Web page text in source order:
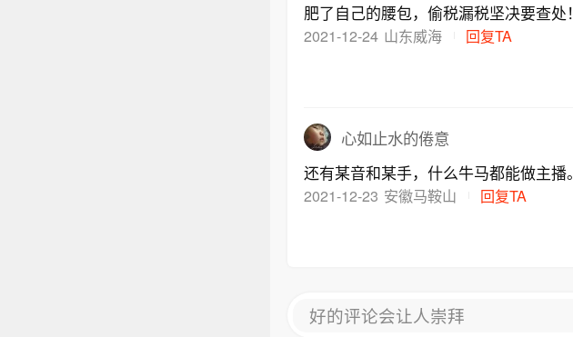
肥了自己的腰包，偷税漏税坚决要查处！
2021-12-24 山东威海 回复TA
心如止水的倦意
还有某音和某手，什么牛马都能做主播。
2021-12-23 安徽马鞍山 回复TA
好的评论会让人崇拜